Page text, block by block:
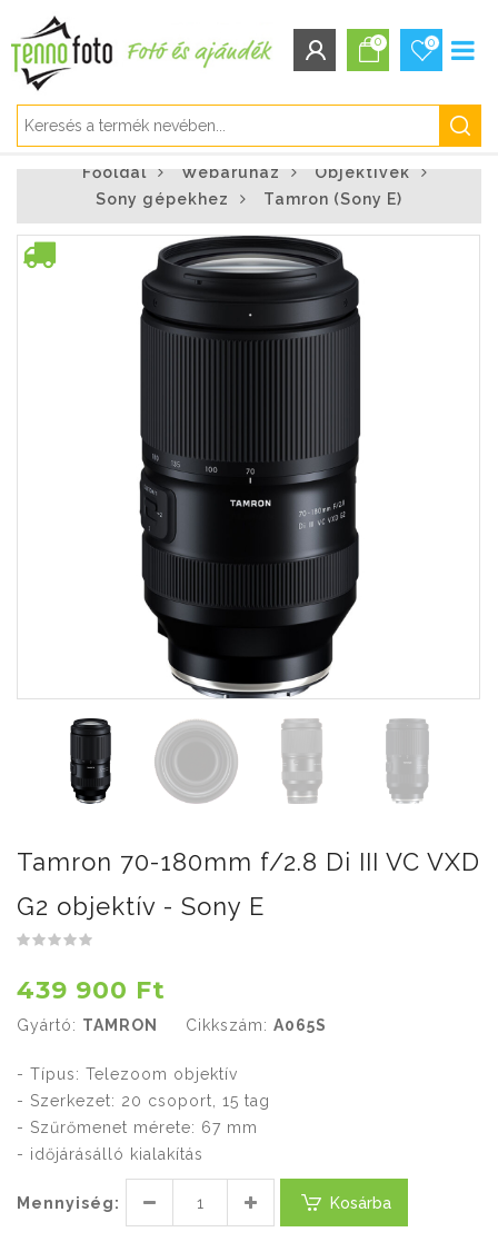
Bejelentkezés
Regisztráció
Elfelejtett jelszó
0 0
Főoldal Webáruház
Objektívek
Sony gépekhez
Tamron (Sony E)
Tamron 70-180mm f/2.8 Di III VC VXD
G2 objektív - Sony E
439 900 Ft
Gyártó: TAMRON Cikkszám: A065S
- Típus: Telezoom objektív
- Szerkezet: 20 csoport, 15 tag
- Szűrőmenet mérete: 67 mm
- időjárásálló kialakítás
Mennyiség: Kosárba